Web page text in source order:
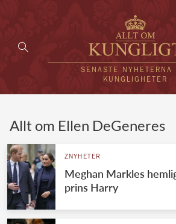
SENASTE NYHETERNA
KUNGLIGHETER
UTLÄNDSKT
Allt om Ellen DeGeneres
ZNYHETER
Meghan Markles
prins Harry